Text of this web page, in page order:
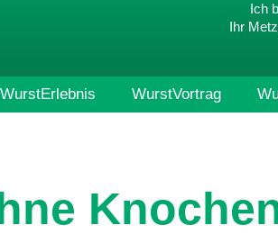
Ich
Ihr
WurstErlebnis WurstVortrag